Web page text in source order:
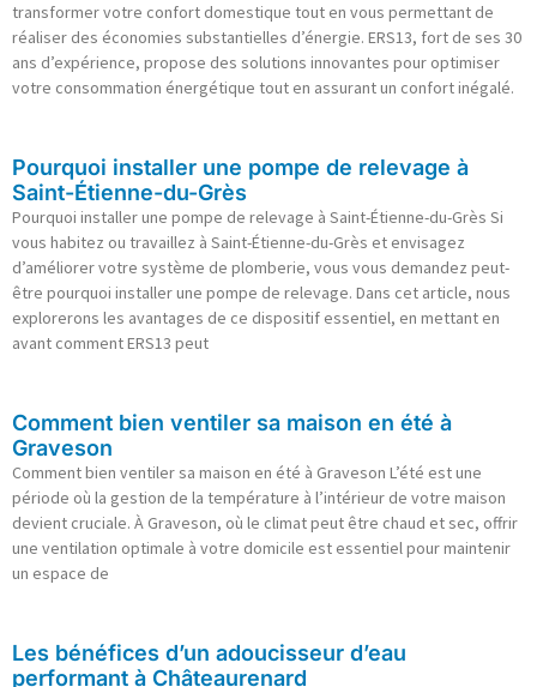
transformer votre confort domestique tout en vous permettant de
réaliser des économies substantielles d’énergie. ERS13, fort de ses 30
ans d’expérience, propose des solutions innovantes pour optimiser
votre consommation énergétique tout en assurant un confort inégalé.
Pourquoi installer une pompe de relevage à
Saint-Étienne-du-Grès
Pourquoi installer une pompe de relevage à Saint-Étienne-du-Grès Si
vous habitez ou travaillez à Saint-Étienne-du-Grès et envisagez
d’améliorer votre système de plomberie, vous vous demandez peut-
être pourquoi installer une pompe de relevage. Dans cet article, nous
explorerons les avantages de ce dispositif essentiel, en mettant en
avant comment ERS13 peut
Comment bien ventiler sa maison en été à
Graveson
Comment bien ventiler sa maison en été à Graveson L’été est une
période où la gestion de la température à l’intérieur de votre maison
devient cruciale. À Graveson, où le climat peut être chaud et sec, offrir
une ventilation optimale à votre domicile est essentiel pour maintenir
un espace de
Les bénéfices d’un adoucisseur d’eau
performant à Châteaurenard